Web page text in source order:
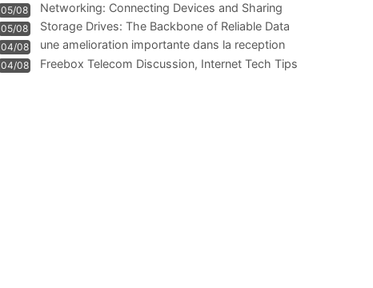
05/08
Networking: Connecting Devices and Sharing
Information
05/08
Storage Drives: The Backbone of Reliable Data
Management
04/08
une amelioration importante dans la reception
WIFI
04/08
Freebox Telecom Discussion, Internet Tech Tips